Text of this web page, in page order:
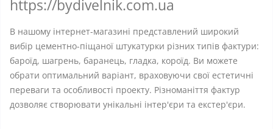
https://bydivelnik.com.ua
В нашому інтернет-магазині представлений широкий
вибір цементно-піщаної штукатурки різних типів фактури:
бароїд, шагрень, баранець, гладка, короїд. Ви можете
обрати оптимальний варіант, враховуючи свої естетичні
переваги та особливості проекту. Різноманіття фактур
дозволяє створювати унікальні інтер'єри та екстер'єри.